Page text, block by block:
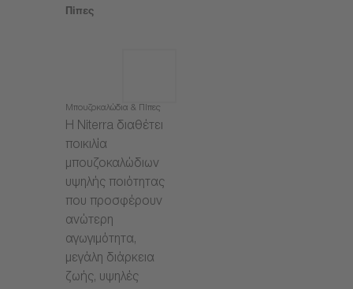
Πίπες
Μπουζοκαλώδια & Πίπες
Η Niterra διαθέτει
ποικιλία
μπουζοκαλώδιων
υψηλής ποιότητας
που προσφέρουν
ανώτερη
αγωγιμότητα,
μεγάλη διάρκεια
ζωής, υψηλές